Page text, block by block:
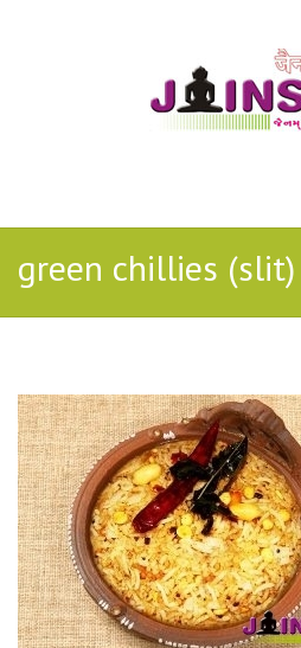
green chillies (slit)